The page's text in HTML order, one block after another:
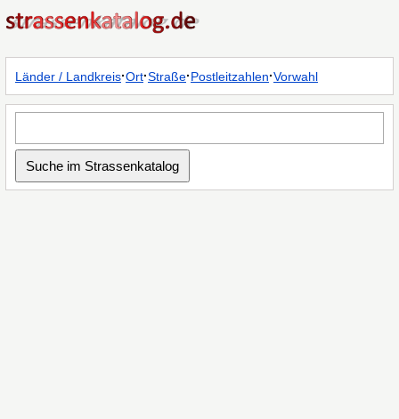
Länder / Landkreis·Ort·Straße·Postleitzahlen·Vorwahl